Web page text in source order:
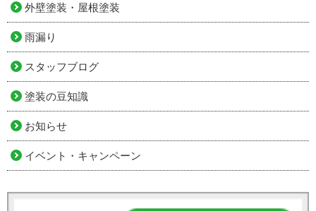
外壁塗装・屋根塗装
雨漏り
スタッフブログ
塗装の豆知識
お知らせ
イベント・キャンペーン